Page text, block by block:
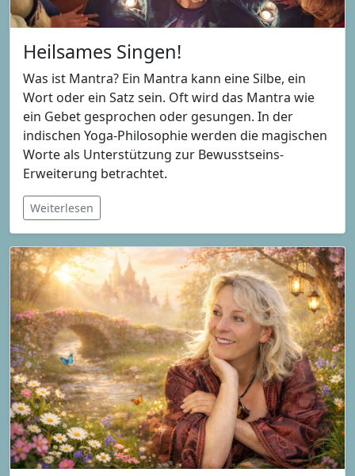
Heilsames Singen!
Was ist Mantra? Ein Mantra kann eine Silbe, ein
Wort oder ein Satz sein. Oft wird das Mantra wie
ein Gebet gesprochen oder gesungen. In der
indischen Yoga-Philosophie werden die magischen
Worte als Unterstützung zur Bewusstseins-
Erweiterung betrachtet.
Weiterlesen